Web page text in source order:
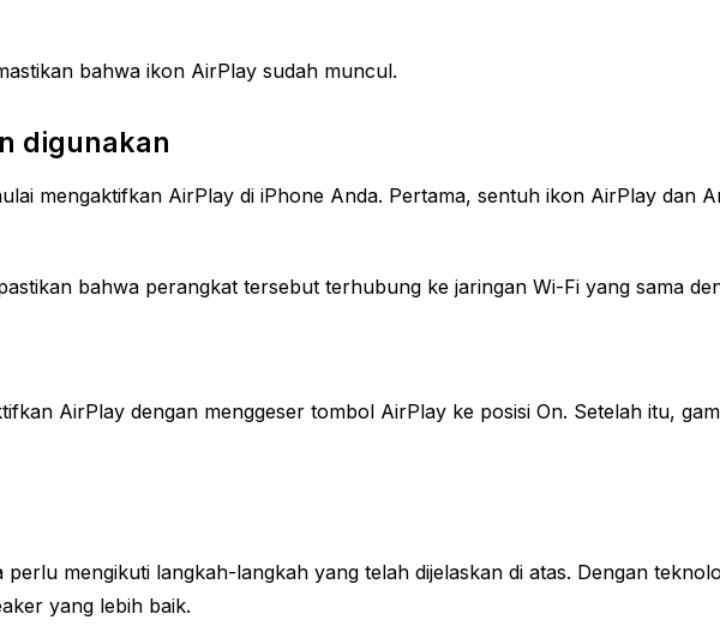
bahwa ikon AirPlay sudah muncul.
digunakan
mengaktifkan AirPlay di iPhone Anda. Pertama, sentuh ikon AirPlay dan
bahwa perangkat tersebut terhubung ke jaringan Wi-Fi yang sama
AirPlay dengan menggeser tombol AirPlay ke posisi On. Setelah itu,
mengikuti langkah-langkah yang telah dijelaskan di atas. Dengan
yang lebih baik.